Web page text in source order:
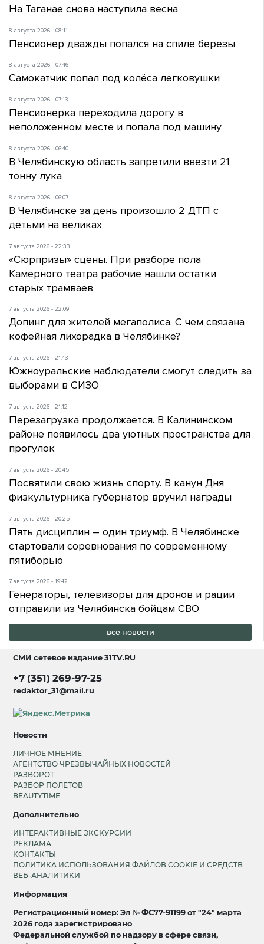
На Таганае снова наступила весна
8 августа 2026 - 08:11
Пенсионер дважды попался на спиле березы
8 августа 2026 - 07:46
Самокатчик попал под колёса легковушки
8 августа 2026 - 07:13
Пенсионерка переходила дорогу в
неположенном месте и попала под машину
8 августа 2026 - 06:40
В Челябинскую область запретили ввезти 21
тонну лука
8 августа 2026 - 06:07
В Челябинске за день произошло 2 ДТП с
детьми на великах
7 августа 2026 - 22:33
«Сюрпризы» сцены. При разборе пола
Камерного театра рабочие нашли остатки
старых трамваев
7 августа 2026 - 22:09
Допинг для жителей мегаполиса. С чем связана
кофейная лихорадка в Челябинке?
7 августа 2026 - 21:43
Южноуральские наблюдатели смогут следить за
выборами в СИЗО
7 августа 2026 - 21:12
Перезагрузка продолжается. В Калининском
районе появилось два уютных пространства для
прогулок
7 августа 2026 - 20:45
Посвятили свою жизнь спорту. В канун Дня
физкультурника губернатор вручил награды
7 августа 2026 - 20:25
Пять дисциплин – один триумф. В Челябинске
стартовали соревнования по современному
пятиборью
7 августа 2026 - 19:42
Генераторы, телевизоры для дронов и рации
отправили из Челябинска бойцам СВО
все новости
СМИ сетевое издание31TV.RU
+7 (351) 269-97-25
redaktor_31@mail.ru
Новости
ЛИЧНОЕ МНЕНИЕ
АГЕНТСТВО ЧРЕЗВЫЧАЙНЫХ НОВОСТЕЙ
РАЗВОРОТ
РАЗБОР ПОЛЕТОВ
BEAUTYTIME
Дополнительно
ИНТЕРАКТИВНЫЕ ЭКСКУРСИИ
РЕКЛАМА
КОНТАКТЫ
ПОЛИТИКА ИСПОЛЬЗОВАНИЯ ФАЙЛОВ COOKIE И СРЕДСТВ
ВЕБ-АНАЛИТИКИ
Информация
Регистрационный номер: Эл № ФС77-91199 от "24" марта
2026 года зарегистрировано
Федеральной службой по надзору в сфере связи,